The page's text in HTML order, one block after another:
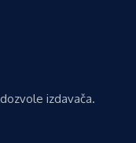
izdavača.